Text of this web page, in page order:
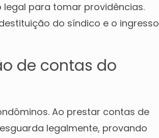
para tomar providências.
do síndico e o ingresso
de contas do
Ao prestar contas de
legalmente, provando